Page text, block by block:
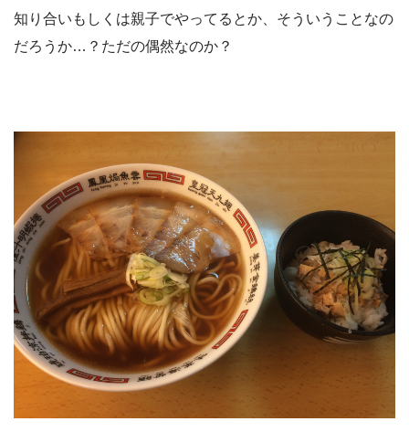
知り合いもしくは親子でやってるとか、そういうことなの
だろうか…？ただの偶然なのか？